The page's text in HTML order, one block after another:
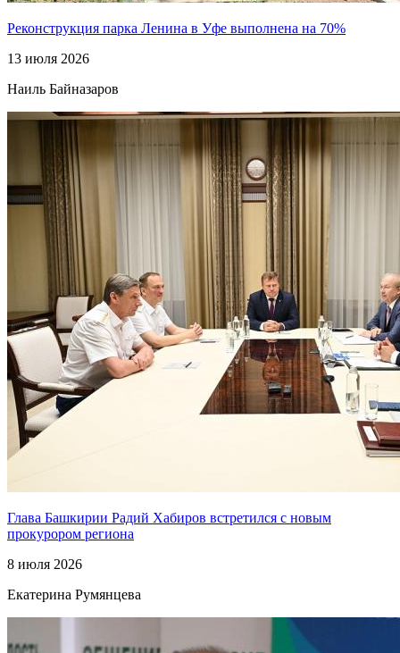
Реконструкция парка Ленина в Уфе выполнена на 70%
13 июля 2026
Наиль Байназаров
Глава Башкирии Радий Хабиров встретился с новым
прокурором региона
8 июля 2026
Екатерина Румянцева